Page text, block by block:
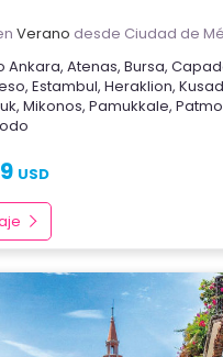
Verano desde Ciudad de
Ankara, Atenas, Bursa,
, Estambul, Heraklion,
, Mikonos, Pamukkale,
USD